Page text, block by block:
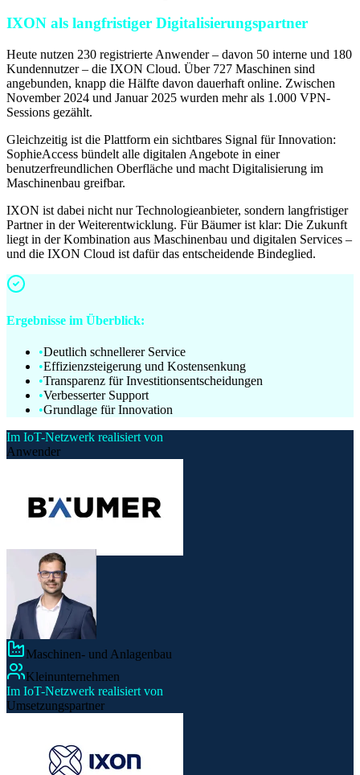
IXON als langfristiger Digitalisierungspartner
Heute nutzen 230 registrierte Anwender – davon 50 interne und 180
Kundennutzer – die IXON Cloud. Über 727 Maschinen sind
angebunden, knapp die Hälfte davon dauerhaft online. Zwischen
November 2024 und Januar 2025 wurden mehr als 1.000 VPN-
Sessions gezählt.
Gleichzeitig ist die Plattform ein sichtbares Signal für Innovation:
SophieAccess bündelt alle digitalen Angebote in einer
benutzerfreundlichen Oberfläche und macht Digitalisierung im
Maschinenbau greifbar.
IXON ist dabei nicht nur Technologieanbieter, sondern langfristiger
Partner in der Weiterentwicklung. Für Bäumer ist klar: Die Zukunft
liegt in der Kombination aus Maschinenbau und digitalen Services –
und die IXON Cloud ist dafür das entscheidende Bindeglied.
Ergebnisse im Überblick:
•Deutlich schnellerer Service
•Effizienzsteigerung und Kostensenkung
•Transparenz für Investitionsentscheidungen
•Verbesserter Support
•Grundlage für Innovation
Im IoT-Netzwerk realisiert von
Anwender
Maschinen- und Anlagenbau
Kleinunternehmen
Im IoT-Netzwerk realisiert von
Umsetzungspartner